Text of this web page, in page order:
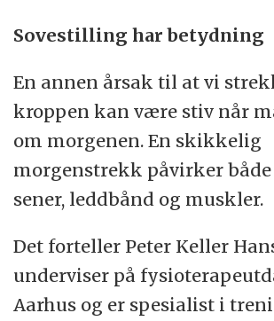
Sovestilling har betydning
En annen årsak til at vi
kroppen kan være stiv når
om morgenen. En skikkelig
morgenstrekk påvirker både
sener, leddbånd og muskler.
Det forteller Peter Keller
underviser på
Aarhus og er spesialist i